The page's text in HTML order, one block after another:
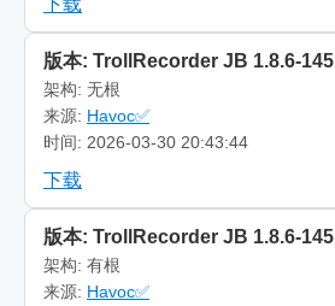
版本: TrollRecorder JB 1.8.6-145
架构: 无根
来源: Havoc✅
时间: 2026-03-30 20:43:44
下载
版本: TrollRecorder JB 1.8.6-145
架构: 有根
来源: Havoc✅